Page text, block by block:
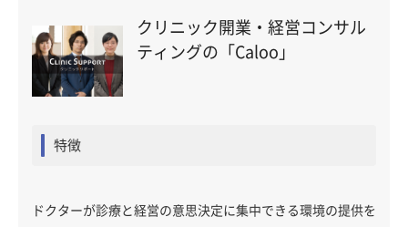
クリニック開業・経営コンサル
ティングの「Caloo」
特徴
ドクターが診療と経営の意思決定に集中できる環境の提供を